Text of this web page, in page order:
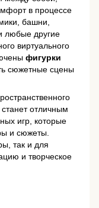
в процессе
башни,
любые другие
виртуального
фигурки
сюжетные сцены
отличным
игр, которые
и сюжеты.
так и для
и творческое